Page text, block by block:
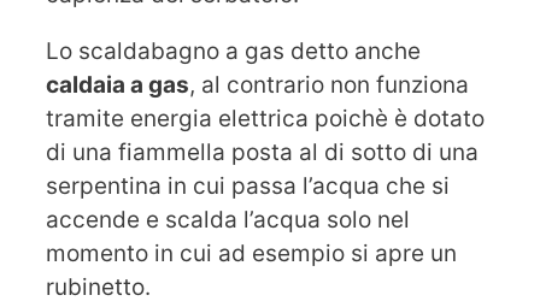
Lo scaldabagno a gas detto anche
caldaia a gas, al contrario non funziona
tramite energia elettrica poichè è dotato
di una fiammella posta al di sotto di una
serpentina in cui passa l’acqua che si
accende e scalda l’acqua solo nel
momento in cui ad esempio si apre un
rubinetto.